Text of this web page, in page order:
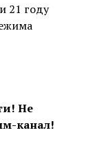
21 году
Не
канал!